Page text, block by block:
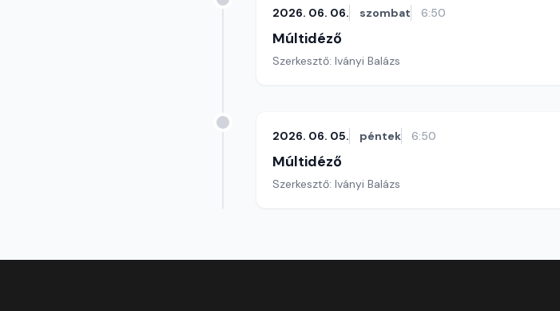
2026. 06. 06. szombat 6:50
Múltidéző
Szerkesztő: Iványi Balázs
2026. 06. 05. péntek 6:50
Múltidéző
Szerkesztő: Iványi Balázs